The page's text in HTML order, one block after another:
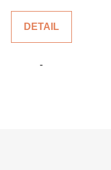
z
hviezdičiek.
DETAIL
-